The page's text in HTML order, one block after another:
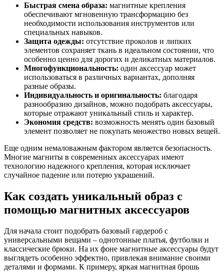
Быстрая смена образа: магнитные крепления
обеспечивают мгновенную трансформацию без
необходимости использования инструментов или
специальных навыков.
Защита одежды: отсутствие проколов и липких
элементов сохраняет ткань в идеальном состоянии, что
особенно ценно для дорогих и деликатных материалов.
Многофункциональность: один аксессуар может
использоваться в различных вариантах, дополняя
разные образы.
Индивидуальность и оригинальность: благодаря
разнообразию дизайнов, можно подобрать аксессуары,
которые отражают уникальный стиль и характер.
Экономия средств: возможность менять один базовый
элемент позволяет не покупать множество новых вещей.
Еще одним немаловажным фактором является безопасность.
Многие магниты в современных аксессуарах имеют
технологию надежного крепления, которая исключает
случайное падение или потерю украшений.
Как создать уникальный образ с
помощью магнитных аксессуаров
Для начала стоит подобрать базовый гардероб с
универсальными вещами – однотонные платья, футболки и
классические брюки. На их фоне магнитные аксессуары будут
выглядеть особенно эффектно, привлекая внимание своими
деталями и формами. К примеру, яркая магнитная брошь